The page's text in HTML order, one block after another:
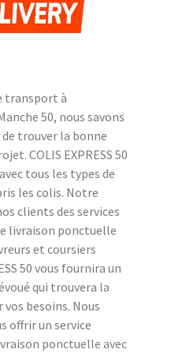
transport à
50, nous savons
trouver la bonne
COLIS EXPRESS 50
tous les types de
les colis. Notre
clients des services
livraison ponctuelle
et coursiers
50 vous fournira un
qui trouvera la
besoins. Nous
offrir un service
ponctuelle avec